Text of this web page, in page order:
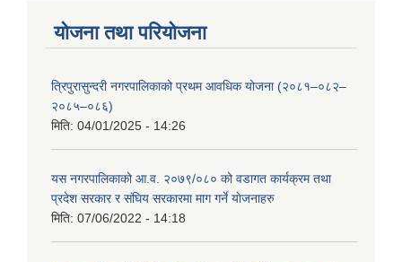
योजना तथा परियोजना
त्रिपुरासुन्दरी नगरपालिकाको प्रथम आवधिक योजना (२०८१–०८२–
२०८५–०८६)
मिति: 04/01/2025 - 14:26
यस नगरपालिकाको आ.व. २०७९/०८० को वडागत कार्यक्रम तथा
प्रदेश सरकार र संघिय सरकारमा माग गर्ने याेजनाहरु
मिति: 07/06/2022 - 14:18